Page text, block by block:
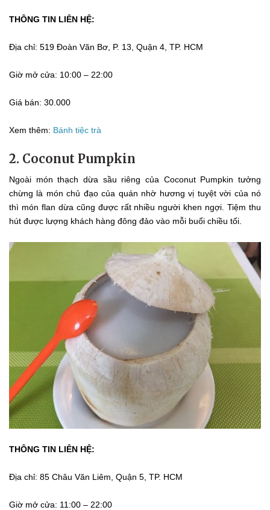
THÔNG TIN LIÊN HỆ:
Địa chỉ: 519 Đoàn Văn Bơ, P. 13, Quận 4, TP. HCM
Giờ mở cửa: 10:00 – 22:00
Giá bán: 30.000
Xem thêm: Bánh tiệc trà
2. Coconut Pumpkin
Ngoài món thạch dừa sầu riêng của Coconut Pumpkin tưởng
chừng là món chủ đạo của quán nhờ hương vị tuyệt vời của nó
thì món flan dừa cũng được rất nhiều người khen ngợi. Tiệm thu
hút được lượng khách hàng đông đảo vào mỗi buổi chiều tối.
THÔNG TIN LIÊN HỆ:
Địa chỉ: 85 Châu Văn Liêm, Quận 5, TP. HCM
Giờ mở cửa: 11:00 – 22:00